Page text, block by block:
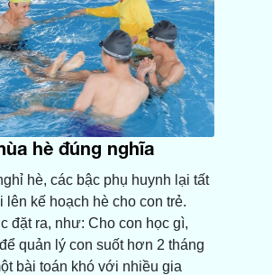
hè đúng nghĩa
hè, các bậc phụ huynh lại tất
lên kế hoạch hè cho con trẻ.
đặt ra, như: Cho con học gì,
quản lý con suốt hơn 2 tháng
bài toán khó với nhiều gia